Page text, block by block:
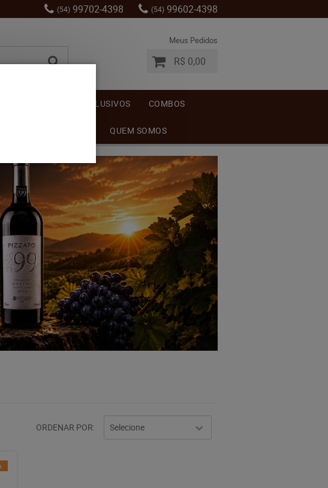
(54) 99702-4398 (54) 99602-4398
Meus Pedidos
R$ 0,00
EXCLUSIVOS COMBOS
QUEM SOMOS
ORDENAR POR Selecione